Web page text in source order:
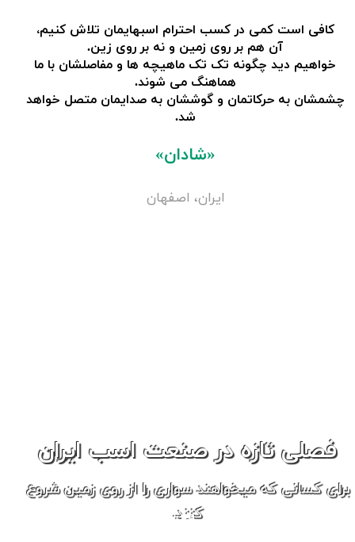
فصلی تازه در صنعت اسب ایران
برای کسانی که میخواهند سواری را از روی زمین شروع
کنند.
کافی است کمی در کسب احترام اسبهایمان تلاش کنیم،
آن هم بر روی زمین و نه بر روی زین.
خواهیم دید چگونه تک تک ماهیچه ها و مفاصلشان با ما
هماهنگ می شوند.
​​​​​​​چشمشان به حرکاتمان و گوششان به صدایمان متصل خواهد
شد.
«شادان»
ایران، اصفهان